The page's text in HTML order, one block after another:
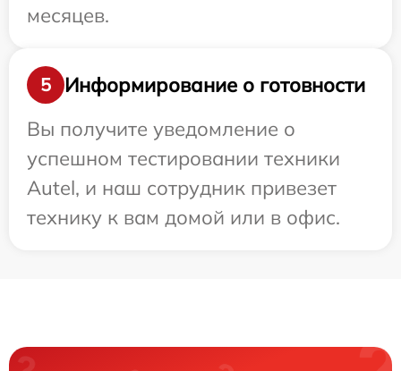
месяцев.
5
Информирование о готовности
Вы получите уведомление о
успешном тестировании техники
Autel, и наш сотрудник привезет
технику к вам домой или в офис.